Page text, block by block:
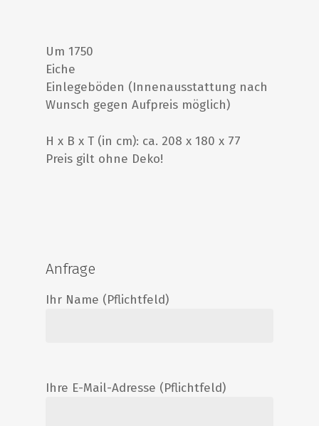
Um 1750
Eiche
Einlegeböden (Innenausstattung nach
Wunsch gegen Aufpreis möglich)
H x B x T (in cm): ca. 208 x 180 x 77
Preis gilt ohne Deko!
Anfrage
Ihr Name (Pflichtfeld)
Ihre E-Mail-Adresse (Pflichtfeld)